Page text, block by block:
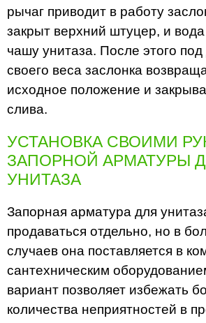
рычаг приводит в работу
закрыт верхний штуцер, и
чашу унитаза. После этого
своего веса заслонка
исходное положение и
слива.
УСТАНОВКА СВОИМИ
ЗАПОРНОЙ АРМАТУРЫ
УНИТАЗА
Запорная арматура для
продаваться отдельно, но в
случаев она поставляется в
сантехническим
вариант позволяет избежать
количества неприятностей в